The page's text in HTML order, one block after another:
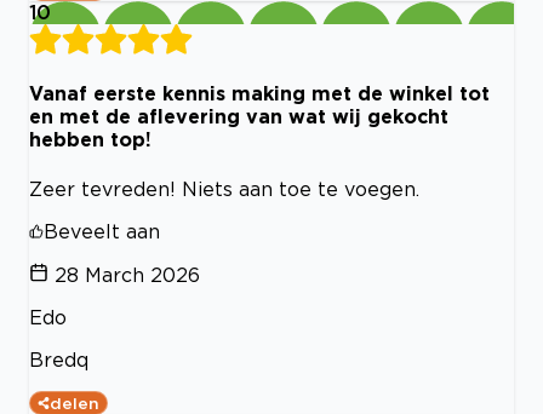
10
Vanaf eerste kennis making met de winkel tot
en met de aflevering van wat wij gekocht
hebben top!
Zeer tevreden! Niets aan toe te voegen.
Beveelt aan
28 March 2026
Edo
Bredq
delen